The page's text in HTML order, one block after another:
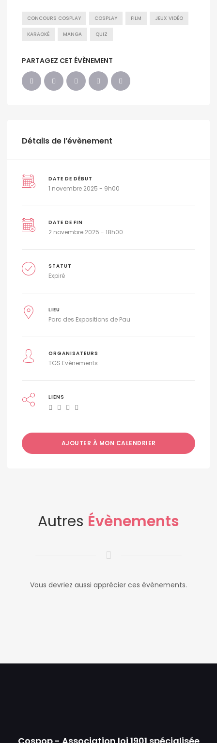
CONCOURS COSPLAY COSPLAY FILM JEUX VIDÉO
KARAOKÉ MANGA QUIZ
PARTAGEZ CET ÉVÈNEMENT
Détails de l’évènement
DATE DE DÉBUT
1 novembre 2025 - 9h00
DATE DE FIN
2 novembre 2025 - 18h00
STATUT
Expiré
LIEU
Parc des Expositions de Pau
ORGANISATEURS
TGS Evènements
LIENS
AJOUTER À MON CALENDRIER
Autres Évènements
Vous devriez aussi apprécier ces évènements.